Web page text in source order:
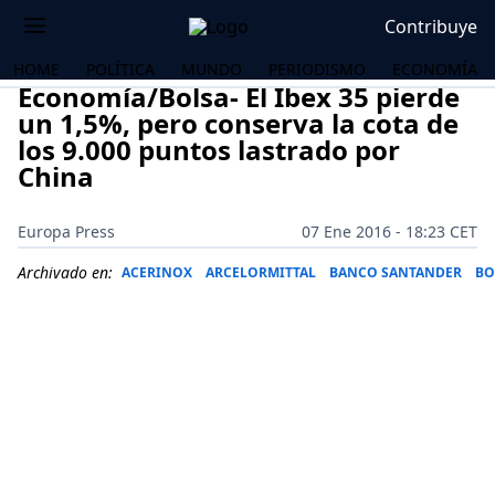
Contribuye
HOME POLÍTICA MUNDO PERIODISMO ECONOMÍA
Economía/Bolsa- El Ibex 35 pierde
un 1,5%, pero conserva la cota de
los 9.000 puntos lastrado por
China
Europa Press
07 Ene 2016 - 18:23 CET
Archivado en: ACERINOX ARCELORMITTAL BANCO SANTANDER